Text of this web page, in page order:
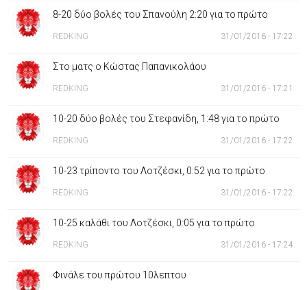
8-20 δύο βολές του Σπανούλη 2:20 για το πρώτο
REDKING 31/01/2016 - 17:22
Στο ματς ο Κώστας Παπανικολάου
REDKING 31/01/2016 - 17:21
10-20 δύο βολές του Στεφανίδη, 1:48 για το πρώτο
REDKING 31/01/2016 - 17:22
10-23 τρίποντο του Λοτζέσκι, 0:52 για το πρώτο
REDKING 31/01/2016 - 17:22
10-25 καλάθι του Λοτζέσκι, 0:05 για το πρώτο
REDKING 31/01/2016 - 17:24
Φινάλε του πρώτου 10λεπτου